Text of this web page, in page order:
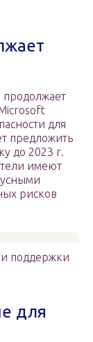
для
предложить
до 2023 г.
имеют
рисков
поддержки
для